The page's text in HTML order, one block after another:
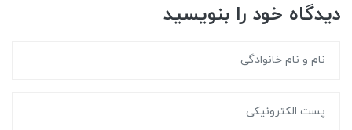
دیدگاه خود را بنویسید